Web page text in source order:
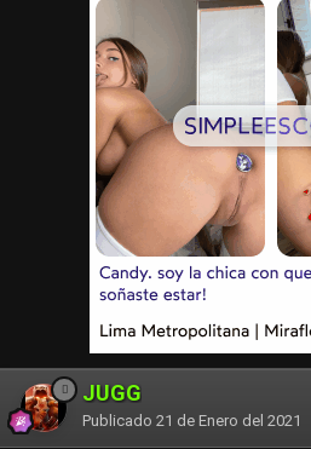
JUGG
Publicado 21 de Enero del 2021